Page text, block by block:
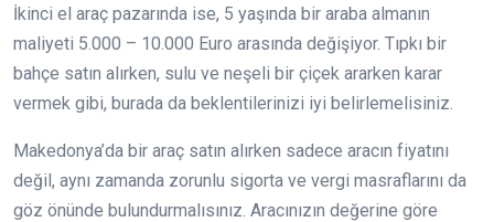
İkinci el araç pazarında ise, 5 yaşında bir araba almanın
maliyeti 5.000 – 10.000 Euro arasında değişiyor. Tıpkı bir
bahçe satın alırken, sulu ve neşeli bir çiçek ararken karar
vermek gibi, burada da beklentilerinizi iyi belirlemelisiniz.
Makedonya’da bir araç satın alırken sadece aracın fiyatını
değil, aynı zamanda zorunlu sigorta ve vergi masraflarını da
göz önünde bulundurmalısınız. Aracınızın değerine göre